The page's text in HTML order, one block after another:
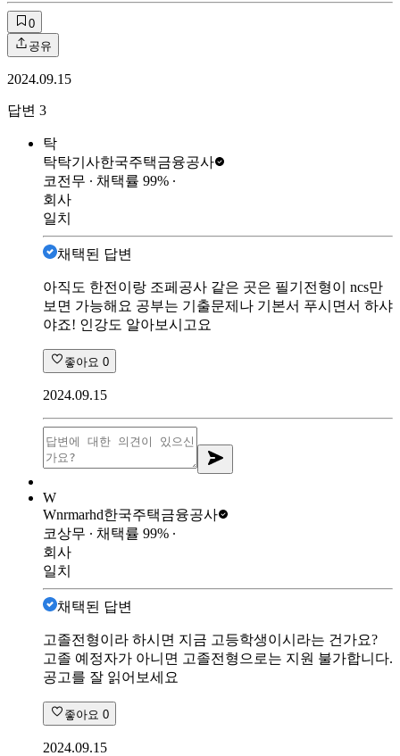
0
공유
2024.09.15
답변 3
탁
탁탁기사한국주택금융공사
코전무 ∙ 채택률 99% ∙
회사
일치
채택된 답변
아직도 한전이랑 조페공사 같은 곳은 필기전형이 ncs만
보면 가능해요 공부는 기출문제나 기본서 푸시면서 하샤
야죠! 인강도 알아보시고요
좋아요 0
2024.09.15
W
Wnrmarhd한국주택금융공사
코상무 ∙ 채택률 99% ∙
회사
일치
채택된 답변
고졸전형이라 하시면 지금 고등학생이시라는 건가요?
고졸 예정자가 아니면 고졸전형으로는 지원 불가합니다.
공고를 잘 읽어보세요
좋아요 0
2024.09.15